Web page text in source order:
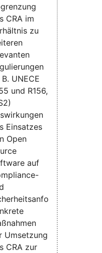
CRA im
zu
UNECE
und R156,
Einsatzes
Open
auf
Umsetzung
CRA zur